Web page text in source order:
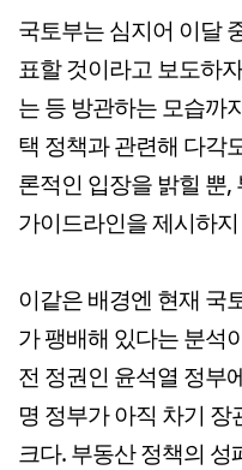
국토부는 심지어 이달
표할 것이라고 보도하
는 등 방관하는 모습까
택 정책과 관련해 다각
론적인 입장을 밝힐 뿐
가이드라인을 제시하
이같은 배경엔 현재 국
가 팽배해 있다는 분석
전 정권인 윤석열 정부
명 정부가 아직 차기
크다. 부동산 정책의